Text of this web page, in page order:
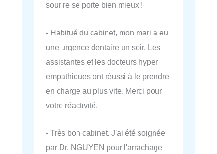
sourire se porte bien mieux !
- Habitué du cabinet, mon mari a eu
une urgence dentaire un soir. Les
assistantes et les docteurs hyper
empathiques ont réussi à le prendre
en charge au plus vite. Merci pour
votre réactivité.
- Très bon cabinet. J'ai été soignée
par Dr. NGUYEN pour l'arrachage